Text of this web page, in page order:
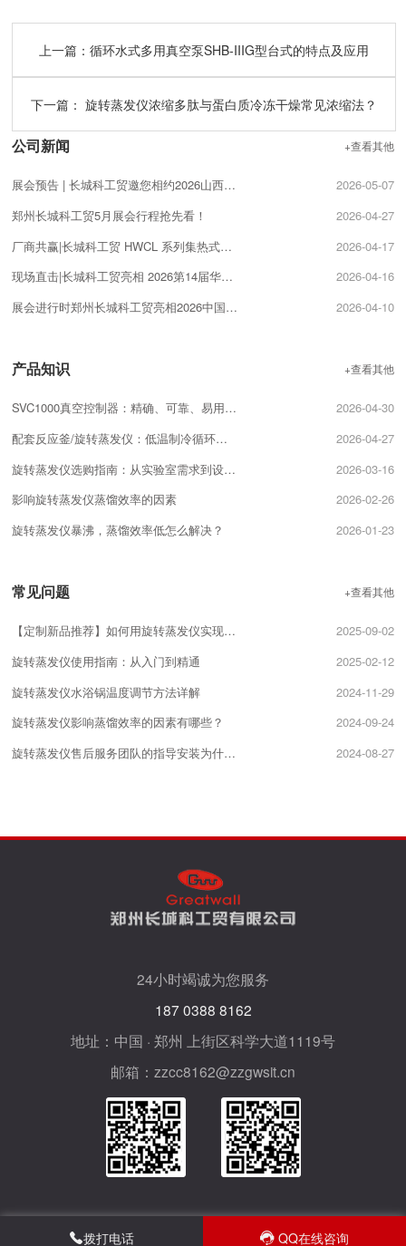
上一篇： 循环水式多用真空泵SHB-IIIG型台式的特点及应用
下一篇： 旋转蒸发仪浓缩多肽与蛋白质冷冻干燥常见浓缩法？
+查看其他
公司新闻
2026-05-07
展会预告 | 长城科工贸邀您相约2026山西科学仪器及实验室装备展览会！
2026-04-27
郑州长城科工贸5月展会行程抢先看！
2026-04-17
厂商共赢|长城科工贸 HWCL 系列集热式磁力搅拌浴促销活动开启!
2026-04-16
现场直击|长城科工贸亮相 2026第14届华中科教仪器展!
2026-04-10
展会进行时郑州长城科工贸亮相2026中国（南京）国际科教技术及装备博览会！
+查看其他
产品知识
2026-04-30
SVC1000真空控制器：精确、可靠、易用的真空控制解决方案
2026-04-27
配套反应釜/旋转蒸发仪：低温制冷循环器的选型匹配技巧
2026-03-16
旋转蒸发仪选购指南：从实验室需求到设备配置的关键要点
2026-02-26
影响旋转蒸发仪蒸馏效率的因素
2026-01-23
旋转蒸发仪暴沸，蒸馏效率低怎么解决？
+查看其他
常见问题
2025-09-02
【定制新品推荐】如何用旋转蒸发仪实现精准分馏？
2025-02-12
旋转蒸发仪使用指南：从入门到精通
2024-11-29
旋转蒸发仪水浴锅温度调节方法详解
2024-09-24
旋转蒸发仪影响蒸馏效率的因素有哪些？
2024-08-27
旋转蒸发仪售后服务团队的指导安装为什么很重要？
24小时竭诚为您服务
187 0388 8162
地址：中国 · 郑州 上街区科学大道1119号
邮箱：zzcc8162@zzgwsit.cn
拨打电话 QQ在线咨询